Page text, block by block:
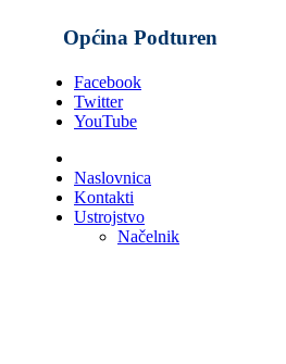
Općina Podturen
Facebook
Twitter
YouTube
Naslovnica
Kontakti
Ustrojstvo
Načelnik